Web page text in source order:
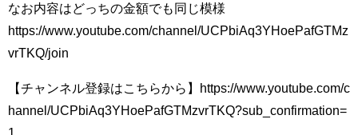
なお内容はどっちの金額でも同じ模様
https://www.youtube.com/channel/UCPbiAq3YHoePafGTMz
vrTKQ/join
【チャンネル登録はこちらから】https://www.youtube.com/c
hannel/UCPbiAq3YHoePafGTMzvrTKQ?sub_confirmation=